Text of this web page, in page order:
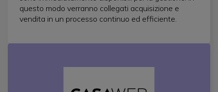
questo modo verranno collegati acquisizione e
vendita in un processo continuo ed efficiente.